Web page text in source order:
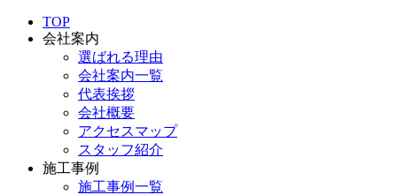
TOP
会社案内
選ばれる理由
会社案内一覧
代表挨拶
会社概要
アクセスマップ
スタッフ紹介
施工事例
施工事例一覧